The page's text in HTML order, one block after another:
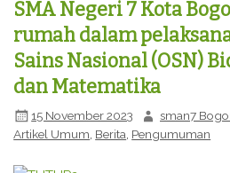
SMA Negeri 7 Kota
rumah dalam
Sains Nasional (OSN)
dan Matematika
15 November 2023 sman7
Artikel Umum, Berita, Pengumuman